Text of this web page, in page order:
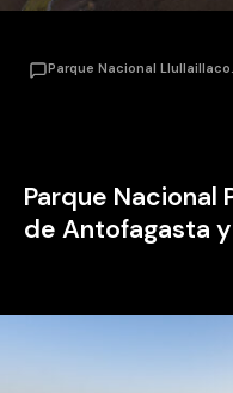
Parque Nacional
Parque Nacional
de Antofagasta